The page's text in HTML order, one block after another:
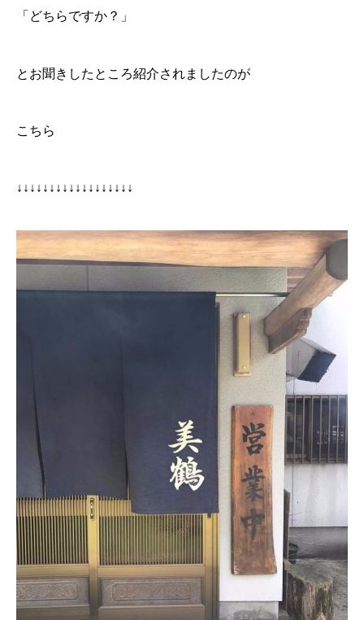
「どちらですか？」
とお聞きしたところ紹介されましたのが
こちら
↓↓↓↓↓↓↓↓↓↓↓↓↓↓↓↓↓↓